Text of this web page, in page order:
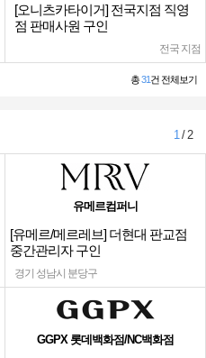
[오니츠카타이거] 전국지점 직영
점 판매사원 구인
전국 지점
총31건 전체보기
1/ 2
유메르컴퍼니
[유메르/메르레브] 더현대 판교점
중간관리자 구인
경기 성남시 분당구
GGPX 롯데백화점/NC백화점